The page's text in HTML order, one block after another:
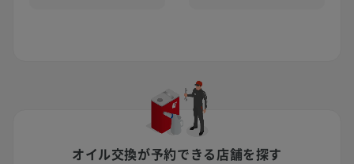
オイル交換が予約できる店舗を探す